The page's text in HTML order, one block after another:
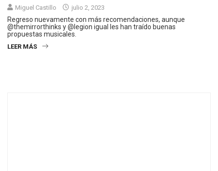
Miguel Castillo julio 2, 2023
Regreso nuevamente con más recomendaciones, aunque
@themirrorthinks y @legion igual les han traído buenas
propuestas musicales.
LEER MÁS